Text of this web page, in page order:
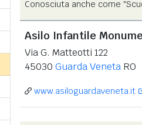
Conosciuta anche come
Asilo Infantile
Via G. Matteotti 122
45030 Guarda Veneta RO
www.asiloguardaveneta.it